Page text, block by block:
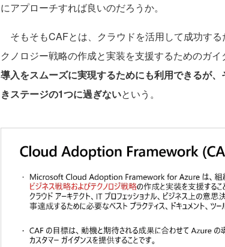
にアプローチすれば良いのだろうか。
そもそもCAFとは、クラウドを活用して成功す
クノロジー戦略の作成と実装を支援するためのガイ
導入をスムーズに実現するためにも利用できるが
きステージの1つに過ぎないという。